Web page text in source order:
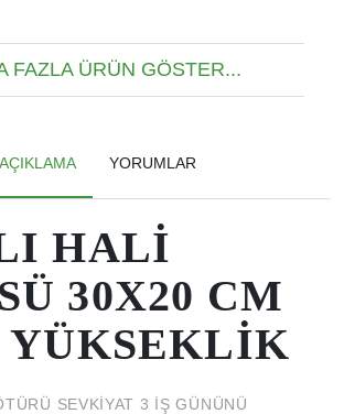
FAZLA ÜRÜN GÖSTER...
AÇIKLAMA YORUMLAR
HALİ
30X20 CM
YÜKSEKLİK
SEVKİYAT 3 İŞ GÜNÜNÜ